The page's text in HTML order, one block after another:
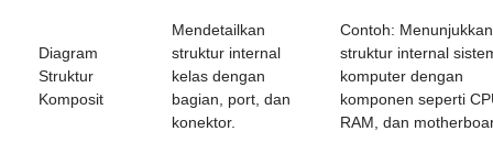
Diagram
Struktur
Komposit
Mendetailkan
struktur internal
kelas dengan
bagian, port, dan
konektor.
Contoh: Menunjukkan
struktur internal
komputer dengan
komponen seperti
RAM, dan